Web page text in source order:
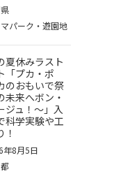
パーク・遊園地
夏休みラスト
「プカ・ポ
のおもいで祭
未来へボン・
ジュ！～」入
科学実験や工
！
年8月5日